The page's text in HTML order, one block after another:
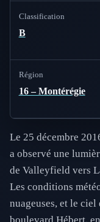
Classification
B
Région
16 – Montérégie
Le 25 décembre
a observé une
de Valleyfield vers
Les conditions
nuageuses, et le